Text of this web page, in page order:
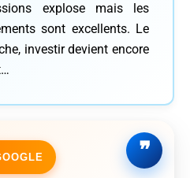
explose mais les
sont excellents. Le
investir devient encore